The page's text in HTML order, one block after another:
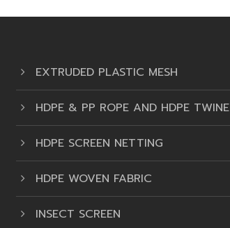
EXTRUDED PLASTIC MESH
HDPE & PP ROPE AND HDPE TWINE
HDPE SCREEN NETTING
HDPE WOVEN FABRIC
INSECT SCREEN